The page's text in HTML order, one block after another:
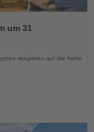
um 31
reagieren auf die hohe